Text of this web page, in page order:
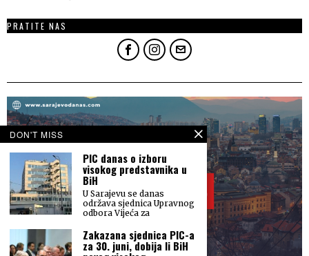
PRATITE NAS
DON'T MISS
PIC danas o izboru
visokog predstavnika u
BiH
U Sarajevu se danas
održava sjednica Upravnog
odbora Vijeća za
Zakazana sjednica PIC-a
za 30. juni, dobija li BiH